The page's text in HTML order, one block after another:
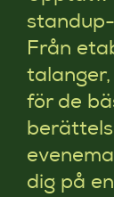
Från
för de
dig på